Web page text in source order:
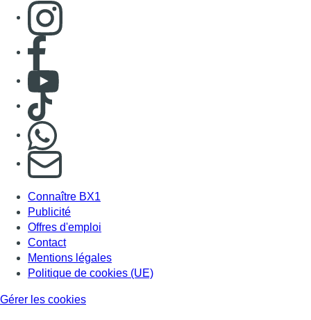
Consulter page Instagram
Consulter page Facebook
Consulter Youtube
Consulter TikTok
S'abonner à notre newsletter
Connaître BX1
Publicité
Offres d'emploi
Contact
Mentions légales
Politique de cookies (UE)
Gérer les cookies